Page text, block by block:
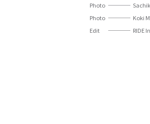
Photo
Photo
Koki
Edit
RIDE